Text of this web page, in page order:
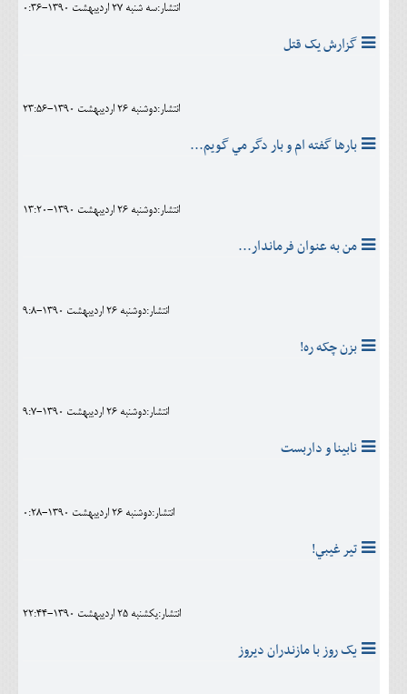
انتشار:سه شنبه 27 ارديبهشت 1390-0:36
گزارش يک قتل
انتشار:دوشنبه 26 ارديبهشت 1390-23:56
بارها گفته ام و بار دگر مي گويم...
انتشار:دوشنبه 26 ارديبهشت 1390-13:20
من به عنوان فرماندار...
انتشار:دوشنبه 26 ارديبهشت 1390-9:8
بزن چکه ره!
انتشار:دوشنبه 26 ارديبهشت 1390-9:7
نابينا و داربست
انتشار:دوشنبه 26 ارديبهشت 1390-0:28
تير غيبي!
انتشار:يکشنبه 25 ارديبهشت 1390-22:44
یک روز با مازندران دیروز